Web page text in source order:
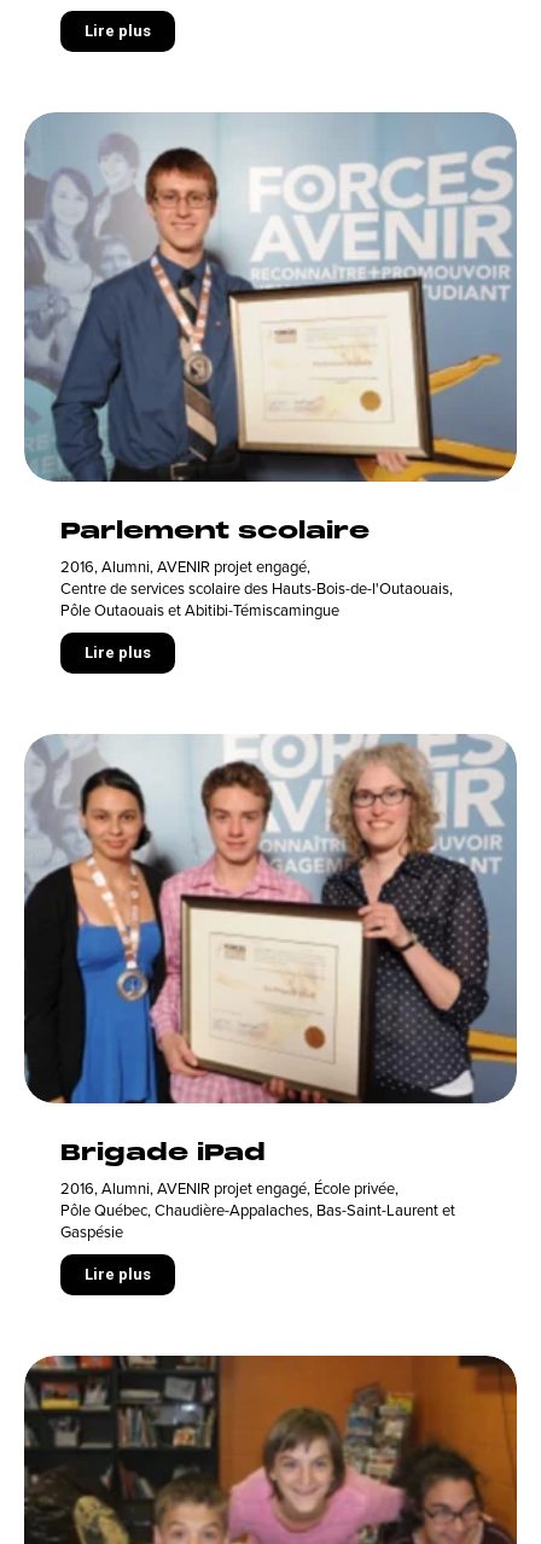
Lire plus
Parlement scolaire
2016,Alumni,AVENIR projet engagé,
Centre de services scolaire des Hauts-Bois-de-l'Outaouais,
Pôle Outaouais et Abitibi-Témiscamingue
Lire plus
Brigade iPad
2016,Alumni,AVENIR projet engagé, École privée,
Pôle Québec, Chaudière-Appalaches, Bas-Saint-Laurent et
Gaspésie
Lire plus